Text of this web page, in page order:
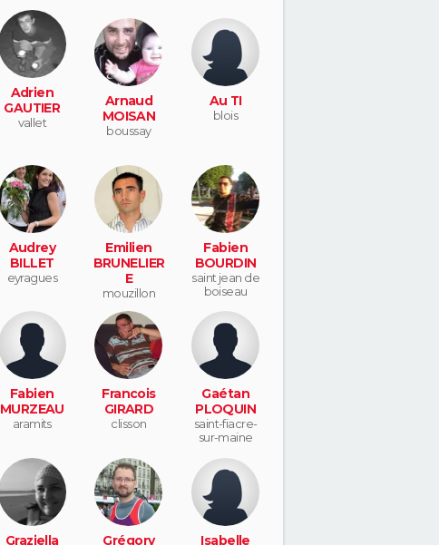
Adrien
GAUTIER
vallet
Arnaud
MOISAN
boussay
Au TI
blois
Audrey
BILLET
eyragues
Emilien
BRUNELIER
E
mouzillon
Fabien
BOURDIN
saint jean de
boiseau
Fabien
MURZEAU
aramits
Francois
GIRARD
clisson
Gaétan
PLOQUIN
saint-fiacre-
sur-maine
Graziella Grégory Isabelle